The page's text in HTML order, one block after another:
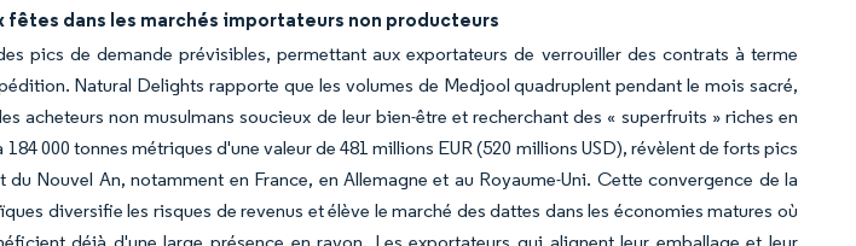
dans les marchés importateurs non producteurs
pics de demande prévisibles, permettant aux exportateurs de verrouiller des contrats à terme
Natural Delights rapporte que les volumes de Medjool quadruplent pendant le mois sacré,
acheteurs non musulmans soucieux de leur bien-être et recherchant des « superfruits » riches en
000 tonnes métriques d'une valeur de 481 millions EUR (520 millions USD), révèlent de forts pics
Nouvel An, notamment en France, en Allemagne et au Royaume-Uni. Cette convergence de la
diversifie les risques de revenus et élève le marché des dattes dans les économies matures où